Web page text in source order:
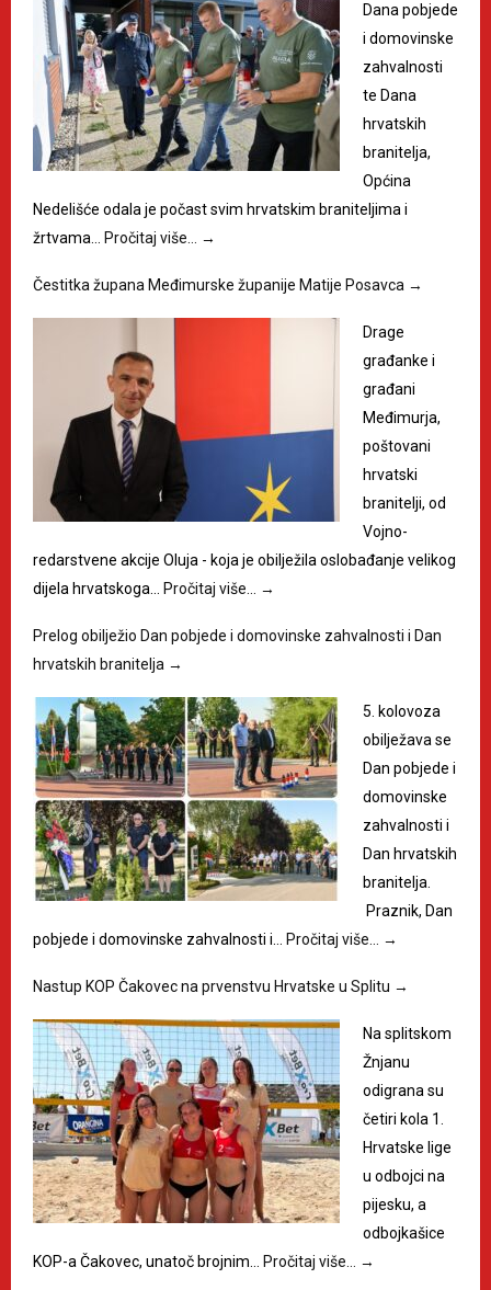
Dana pobjede
i domovinske
zahvalnosti
te Dana
hrvatskih
branitelja,
Općina
Nedelišće odala je počast svim hrvatskim braniteljima i
žrtvama… Pročitaj više… →
Čestitka župana Međimurske županije Matije Posavca →
Drage
građanke i
građani
Međimurja,
poštovani
hrvatski
branitelji, od
Vojno-
redarstvene akcije Oluja - koja je obilježila oslobađanje velikog
dijela hrvatskoga… Pročitaj više… →
Prelog obilježio Dan pobjede i domovinske zahvalnosti i Dan
hrvatskih branitelja →
5. kolovoza
obilježava se
Dan pobjede i
domovinske
zahvalnosti i
Dan hrvatskih
branitelja.
Praznik, Dan
pobjede i domovinske zahvalnosti i… Pročitaj više… →
Nastup KOP Čakovec na prvenstvu Hrvatske u Splitu →
Na splitskom
Žnjanu
odigrana su
četiri kola 1.
Hrvatske lige
u odbojci na
pijesku, a
odbojkašice
KOP-a Čakovec, unatoč brojnim… Pročitaj više… →